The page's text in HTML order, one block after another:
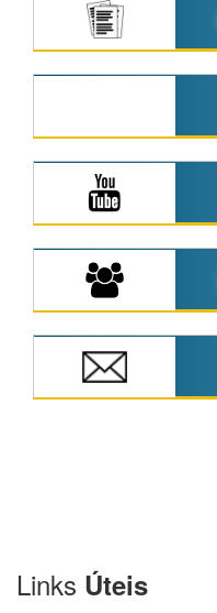
Links Úteis